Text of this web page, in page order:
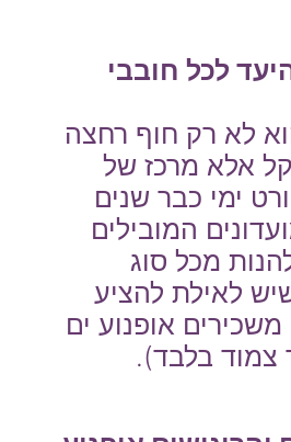
לכל חובבי
לא רק חוף רחצה
אלא מרכז של
ימי כבר שנים
המובילים
מכל סוג
לאילת להציע
משכירים אופנוע ים
צמוד בלבד).